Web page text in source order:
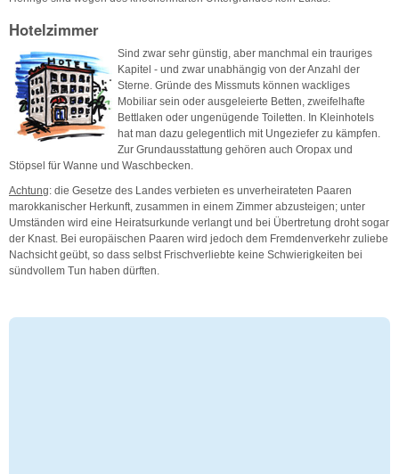
Hotelzimmer
Sind zwar sehr günstig, aber manchmal ein trauriges
Kapitel - und zwar unabhängig von der Anzahl der
Sterne. Gründe des Missmuts können wackliges
Mobiliar sein oder ausgeleierte Betten, zweifelhafte
Bettlaken oder ungenügende Toiletten. In Kleinhotels
hat man dazu gelegentlich mit Ungeziefer zu kämpfen.
Zur Grundausstattung gehören auch Oropax und
Stöpsel für Wanne und Waschbecken.
Achtung: die Gesetze des Landes verbieten es unverheirateten Paaren
marokkanischer Herkunft, zusammen in einem Zimmer abzusteigen; unter
Umständen wird eine Heiratsurkunde verlangt und bei Übertretung droht sogar
der Knast. Bei europäischen Paaren wird jedoch dem Fremdenverkehr zuliebe
Nachsicht geübt, so dass selbst Frischverliebte keine Schwierigkeiten bei
sündvollem Tun haben dürften.